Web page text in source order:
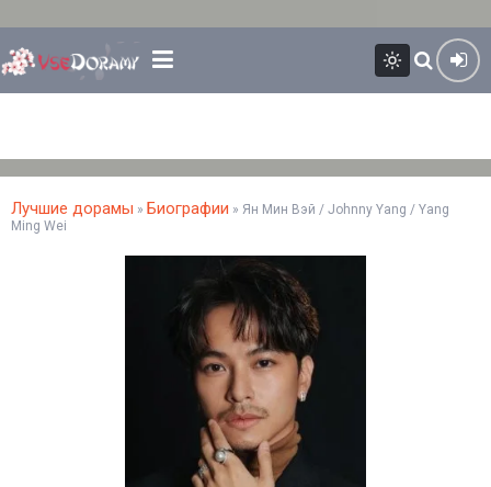
Лучшие дорамы » Биографии » Ян Мин Вэй / Johnny Yang / Yang
Ming Wei